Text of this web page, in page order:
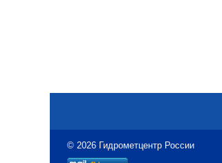
© 2026 Гидрометцентр России